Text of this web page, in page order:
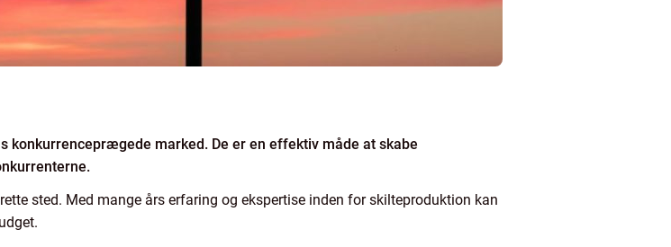
konkurrenceprægede marked. De er en effektiv måde at skabe
sted. Med mange års erfaring og ekspertise inden for skilteproduktion kan